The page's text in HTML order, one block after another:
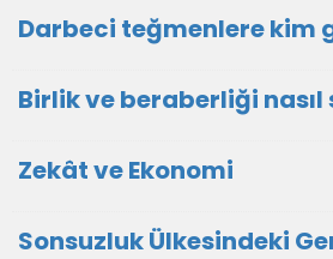
Darbeci teğmenlere kim
Birlik ve beraberliği
Zekât ve Ekonomi
Sonsuzluk Ülkesindeki